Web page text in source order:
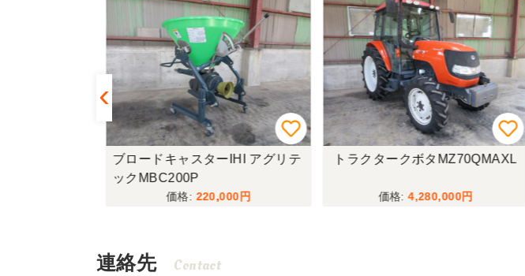
ブロードキャスターIHI アグリテ
ックMBC200P
220,000
トラクタークボタMZ70QMAXL
4,280,000
連絡先 Contact